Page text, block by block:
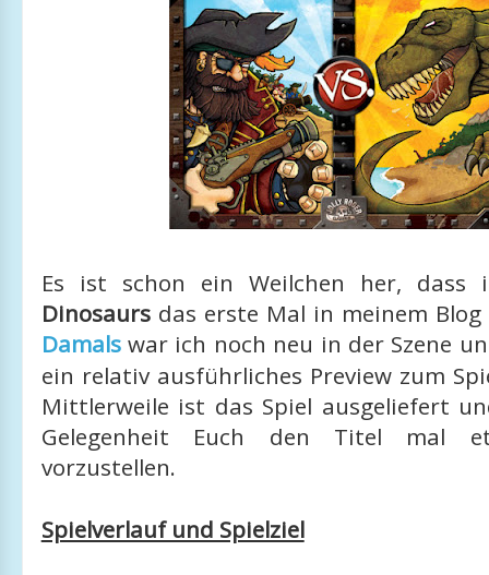
Es ist schon ein Weilchen her, dass
Dinosaursdas erste Mal in meinem
Damalswar ich noch neu in der Szene
ein relativ ausführliches Preview zum
Mittlerweile ist das Spiel ausgeliefert
Gelegenheit Euch den Titel mal
vorzustellen.
Spielverlauf und Spielziel